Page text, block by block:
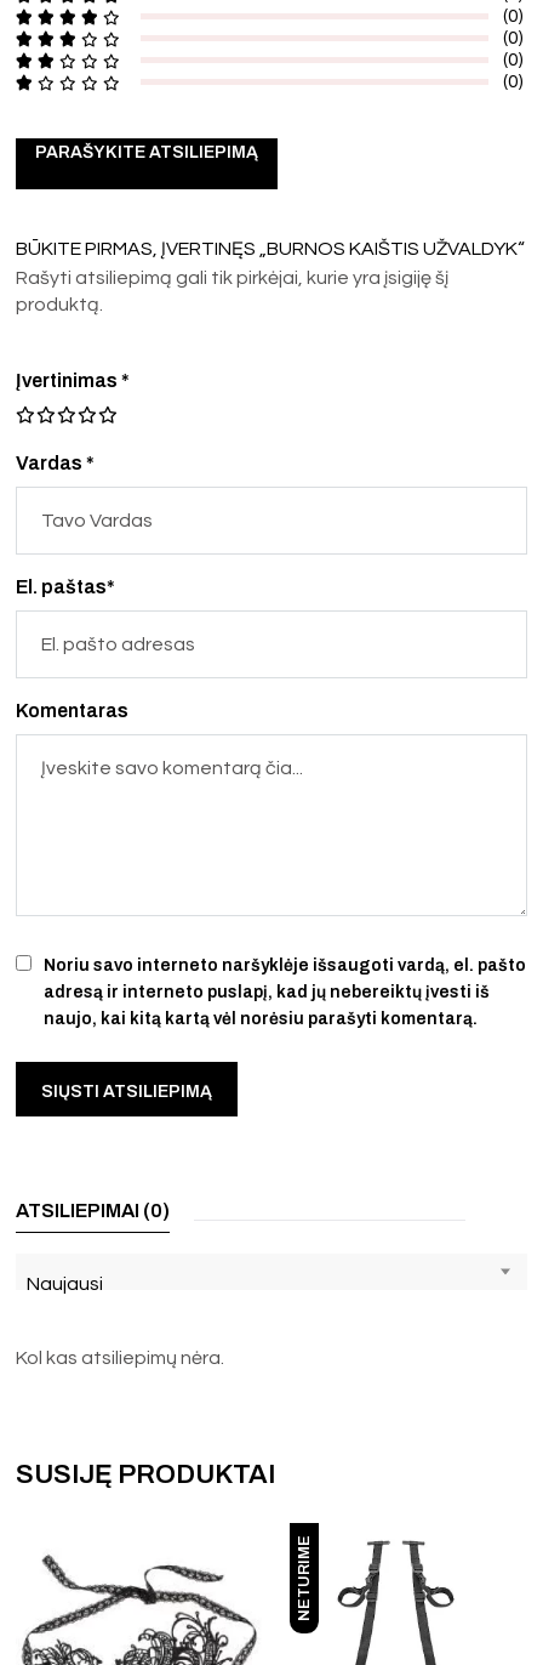
(0)
(0)
(0)
(0)
PARAŠYKITE ATSILIEPIMĄ
BŪKITE PIRMAS, ĮVERTINĘS „BURNOS KAIŠTIS UŽVALDYK“
Rašyti atsiliepimą gali tik pirkėjai, kurie yra įsigiję šį
produktą.
Vardas *
El. paštas*
Noriu savo interneto naršyklėje išsaugoti vardą, el. pašto
adresą ir interneto puslapį, kad jų nebereiktų įvesti iš
naujo, kai kitą kartą vėl norėsiu parašyti komentarą.
Įvertinimas*
Komentaras
ATSILIEPIMAI (0)
Naujausi
Kol kas atsiliepimų nėra.
SUSIJĘ PRODUKTAI
NETURIME